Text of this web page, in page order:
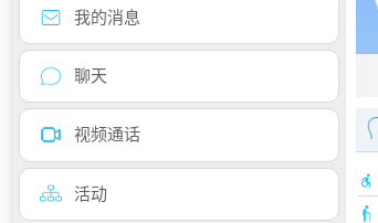
我的消息
聊天
视频通话
活动